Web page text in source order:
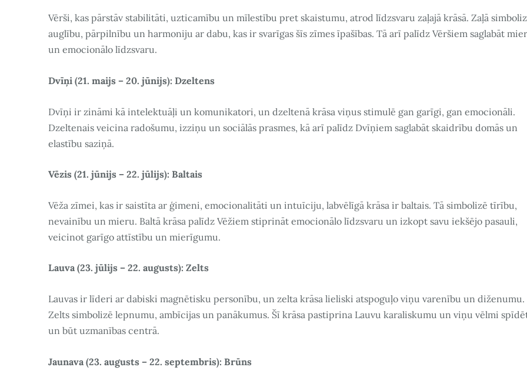
Vērši, kas pārstāv stabilitāti, uzticamību un mīlestību pret skaistumu, atrod līdzsvaru zaļajā krāsā. Zaļā
auglību, pārpilnību un harmoniju ar dabu, kas ir svarīgas šīs zīmes īpašības. Tā arī palīdz Vēršiem saglabāt
un emocionālo līdzsvaru.
Dvīņi (21. maijs – 20. jūnijs): Dzeltens
Dvīņi ir zināmi kā intelektuāļi un komunikatori, un dzeltenā krāsa viņus stimulē gan garīgi, gan emocionāli.
Dzeltenais veicina radošumu, izziņu un sociālās prasmes, kā arī palīdz Dvīņiem saglabāt skaidrību domās un
elastību saziņā.
Vēzis (21. jūnijs – 22. jūlijs): Baltais
Vēža zīmei, kas ir saistīta ar ģimeni, emocionalitāti un intuīciju, labvēlīgā krāsa ir baltais. Tā simbolizē tīrību,
nevainību un mieru. Baltā krāsa palīdz Vēžiem stiprināt emocionālo līdzsvaru un izkopt savu iekšējo pasauli,
veicinot garīgo attīstību un mierīgumu.
Lauva (23. jūlijs – 22. augusts): Zelts
Lauvas ir līderi ar dabiski magnētisku personību, un zelta krāsa lieliski atspoguļo viņu varenību un diženumu.
Zelts simbolizē lepnumu, ambīcijas un panākumus. Šī krāsa pastiprina Lauvu karaliskumu un viņu vēlmi
un būt uzmanības centrā.
Jaunava (23. augusts – 22. septembris): Brūns